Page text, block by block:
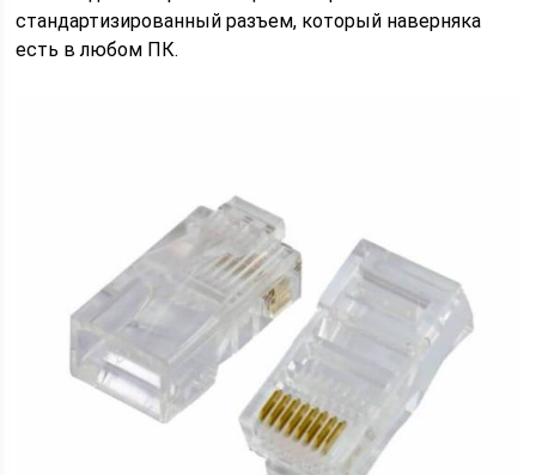
стандартизированный разъем, который наверняка
есть в любом ПК.